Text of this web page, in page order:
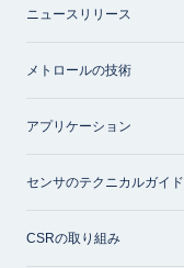
ニュースリリース
メトロールの技術
アプリケーション
センサのテクニカルガイド
CSRの取り組み